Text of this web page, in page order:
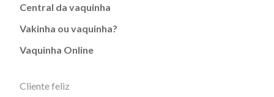
Central da vaquinha
Vakinha ou vaquinha?
Vaquinha Online
Cliente feliz